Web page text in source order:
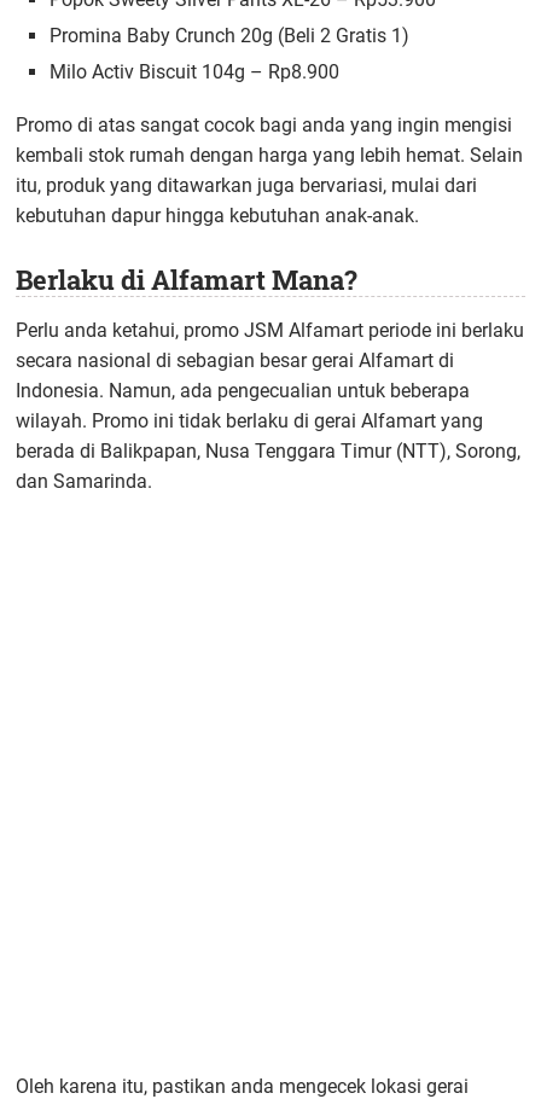
Promina Baby Crunch 20g (Beli 2 Gratis 1)
Milo Activ Biscuit 104g – Rp8.900
Promo di atas sangat cocok bagi anda yang ingin mengisi
kembali stok rumah dengan harga yang lebih hemat. Selain
itu, produk yang ditawarkan juga bervariasi, mulai dari
kebutuhan dapur hingga kebutuhan anak-anak.
Berlaku di Alfamart Mana?
Perlu anda ketahui, promo JSM Alfamart periode ini berlaku
secara nasional di sebagian besar gerai Alfamart di
Indonesia. Namun, ada pengecualian untuk beberapa
wilayah. Promo ini tidak berlaku di gerai Alfamart yang
berada di Balikpapan, Nusa Tenggara Timur (NTT), Sorong,
dan Samarinda.
Oleh karena itu, pastikan anda mengecek lokasi gerai